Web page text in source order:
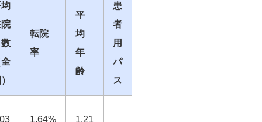
数
全
転院
率
平
均
年
齢
患
者
用
パ
ス
1.64% 1.21